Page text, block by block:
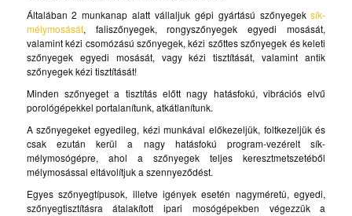
Általában 2 munkanap alatt vállaljuk gépi gyártású szőnyegeksík-
mélymosását, faliszőnyegek, rongyszőnyegek egyedi mosását,
valamint kézi csomózású szőnyegek, kézi szőttes szőnyegek és keleti
szőnyegek egyedi mosását, vagy kézi tisztítását, valamint antik
szőnyegek kézi tisztítását!
Minden szőnyeget a tisztítás előtt nagy hatásfokú, vibrációs elvű
porológépekkel portalanítunk, atkátlanítunk.
A szőnyegeket egyedileg, kézi munkával előkezeljük, foltkezeljük és
csak ezután kerül a nagy hatásfokú program-vezérelt sík-
mélymosógépre, ahol a szőnyegek teljes keresztmetszetéből
mélymosással eltávolítjuk a szennyeződést.
Egyes szőnyegtípusok, illetve igények esetén nagyméretû, egyedi,
szőnyegtisztításra átalakított ipari mosógépekben végezzük a